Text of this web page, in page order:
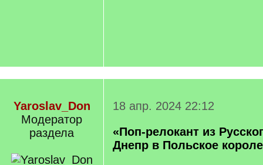
Yaroslav_Don
Модератор
раздела
18 апр. 2024 22:12
«Поп-релокант из
Днепр в Польское